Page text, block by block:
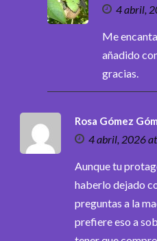
4 abril,
Me
añadido
gracias.
Rosa Gómez
4 abril, 2026
Aunque tu
haberlo dejado
preguntas a la
prefiere eso a